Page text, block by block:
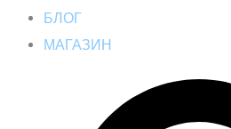
БЛОГ
МАГАЗИН